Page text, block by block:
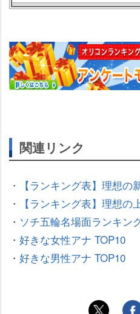
関連リンク
・
【ランキング表】理想の
・
【ランキング表】理想の
・ ソチ五輪名場面ランキン
・ 好きな女性アナ TOP10
・ 好きな男性アナ TOP10